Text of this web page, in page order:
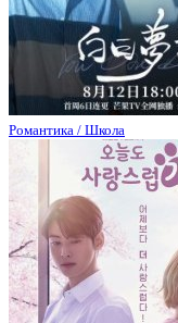
Романтика / Школа